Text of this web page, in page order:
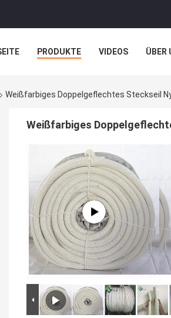
PRODUKTE VIDEOS ÜBER
Weißfarbiges Doppelgeflechtes Steckseil
Weißfarbiges